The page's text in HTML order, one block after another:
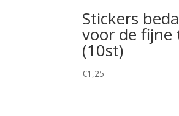
Stickers
voor de fijne
(10st)
€1,25